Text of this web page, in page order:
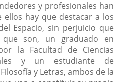
y profesionales han
ellos hay que destacar a los
Espacio, sin perjuicio que
que son, un graduado en
la Facultad de Ciencias
y un estudiante de
y Letras, ambos de la